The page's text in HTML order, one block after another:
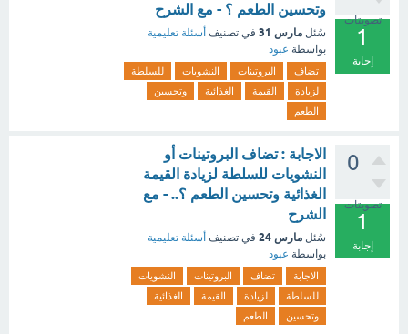
تصويتات
1
إجابة
وتحسين الطعم ؟ - مع الشرح
سُئل مارس 31 في تصنيف أسئلة تعليمية
بواسطة عبود
تضاف البروتينات النشويات
للسلطة
لزيادة
القيمة الغذائية
وتحسين
الطعم
0
تصويتات
1
إجابة
الاجابة : تضاف البروتينات أو
النشويات للسلطة لزيادة القيمة
الغذائية وتحسين الطعم ؟.. - مع
الشرح
سُئل مارس 24 في تصنيف أسئلة تعليمية
بواسطة عبود
الاجابة تضاف البروتينات
النشويات
للسلطة
لزيادة القيمة
الغذائية
وتحسين
الطعم